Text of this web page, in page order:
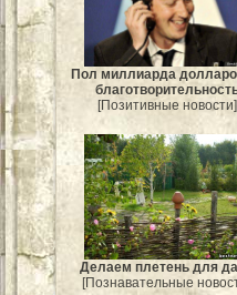
Пол миллиарда
[Позитивные новости]
Делаем плетень для
[Познавательные